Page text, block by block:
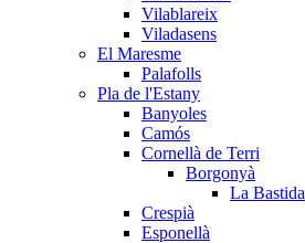
Vilablareix
Viladasens
El Maresme
Palafolls
Pla de l'Estany
Banyoles
Camós
Cornellà de Terri
Borgonyà
La Bastida
Crespià
Esponellà